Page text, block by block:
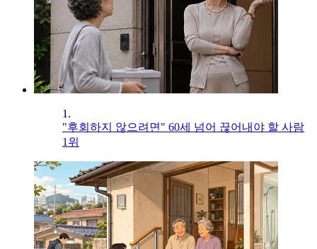
1.
"후회하지 않으려면" 60세 넘어 끊어내야 할 사람
1위